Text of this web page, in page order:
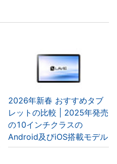
2026年新春 おすすめタブ
レットの比較 | 2025年発売
の10インチクラスの
Android及びiOS搭載モデル